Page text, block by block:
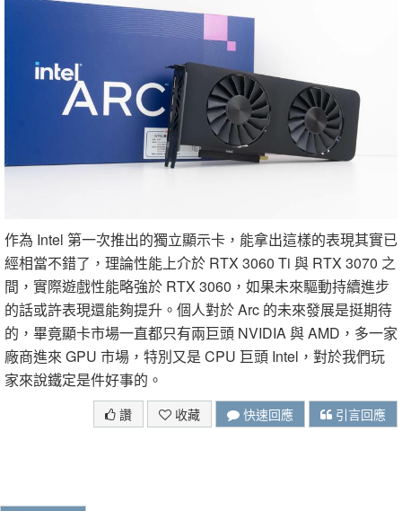
作為 Intel 第一次推出的獨立顯示卡，能拿出這樣的表現其實已
經相當不錯了，理論性能上介於 RTX 3060 Ti 與 RTX 3070 之
間，實際遊戲性能略強於 RTX 3060，如果未來驅動持續進步
的話或許表現還能夠提升。個人對於 Arc 的未來發展是挺期待
的，畢竟顯卡市場一直都只有兩巨頭 NVIDIA 與 AMD，多一家
廠商進來 GPU 市場，特別又是 CPU 巨頭 Intel，對於我們玩
家來說鐵定是件好事的。
讚 收藏 快速回應 引言回應